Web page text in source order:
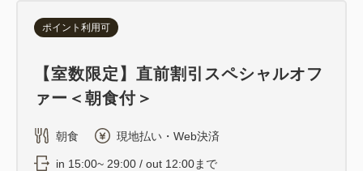
ルコンディショナー ／ オリジナルボディソープ ／
ディウォッシュタオル ／ フェイスタオル ／ バスタ
オル ／ スリッパ ／ バスローブ ／ ナイトウェア ／
ポイント利用可
【室数限定】直前割引スペシャルオフ
ァー＜朝食付＞
朝食 現地払い・Web決済
in 15:00~ 29:00 / out 12:00まで